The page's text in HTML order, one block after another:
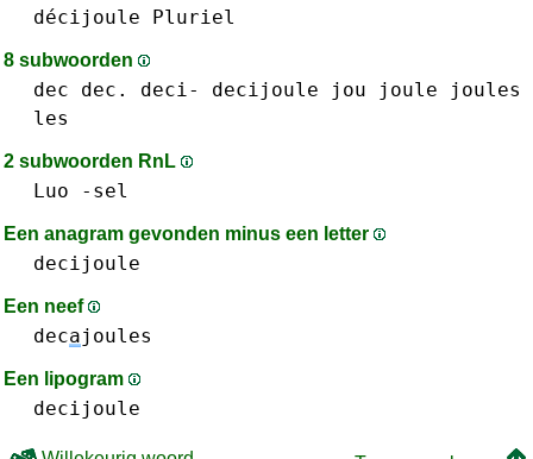
décijoule Pluriel
8 subwoorden
dec dec. deci- decijoule jou joule
joules
les
2 subwoorden RnL
Luo -sel
Een anagram gevonden minus een letter
decijoule
Een neef
decajoules
Een lipogram
decijoule